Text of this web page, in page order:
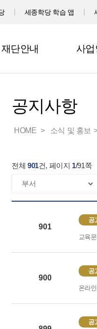
세종학당 학습 앱
재단안내 사업
공지사항
HOME 소식 및 홍보
전체 901건, 페이지 1/91쪽
901
공
교육
900
공
온라
공